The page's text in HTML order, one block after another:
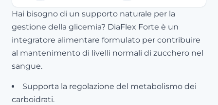
Hai bisogno di un supporto naturale per la
gestione della glicemia? DiaFlex Forte è un
integratore alimentare formulato per contribuire
al mantenimento di livelli normali di zucchero nel
sangue.
Supporta la regolazione del metabolismo dei
carboidrati.